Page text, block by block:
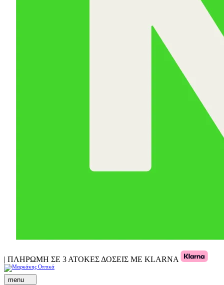
| ΠΛΗΡΩΜΗ ΣΕ 3 ΑΤΟΚΕΣ ΔΟΣΕΙΣ ΜΕ KLARNA
menu